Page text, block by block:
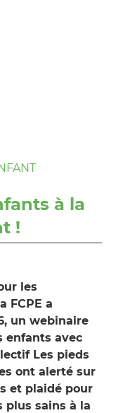
à la
!
les
FCPE a
un webinaire
enfants avec
Les pieds
ont alerté sur
et plaidé pour
plus sains à la